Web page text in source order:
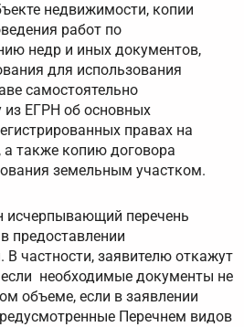
недвижимости, копии
работ по
недр и иных документов,
для использования
самостоятельно
из ЕГРН об основных
правах на
также копию договора
земельным участком.
исчерпывающий перечень
предоставлении
В частности, заявителю откажут
необходимые документы не
объеме, если в заявлении
Перечнем видов